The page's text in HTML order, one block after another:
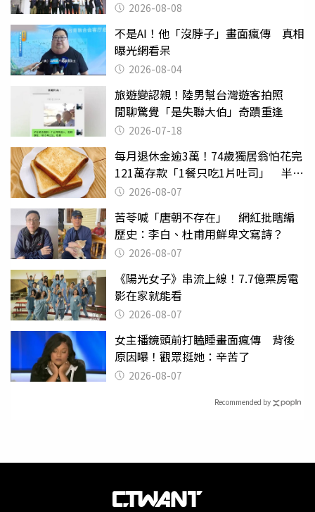
2026-08-08
不是AI！他「沒脖子」畫面瘋傳 真相
曝光網看呆
2026-08-04
旅遊變認親！陸男幫台灣遊客拍照
閒聊驚覺「是失聯大伯」奇蹟重逢
2026-07-18
每月退休金逾3萬！74歲獨居翁怕花完
121萬存款「1餐只吃1片吐司」 半年
後暴瘦嚇壞女兒
2026-08-07
苦苓喊「唐朝不存在」 網紅批瞎編
歷史：李白、杜甫用鮮卑文寫詩？
2026-08-07
《陽光女子》串流上線！7.7億票房電
影在家就能看
2026-08-07
女主播鏡頭前打瞌睡畫面瘋傳 背後
原因曝！觀眾挺她：辛苦了
2026-08-07
Recommended by